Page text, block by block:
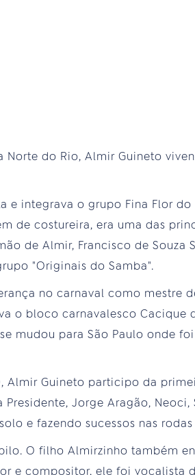
Norte do Rio, Almir Guineto
e integrava o grupo Fina Flor do
de costureira, era uma das
de Almir, Francisco de Souza
"Originais do Samba".
no carnaval como mestre
o bloco carnavalesco Cacique
mudou para São Paulo onde
Almir Guineto participo da
Jorge Aragão, Neoci,
e fazendo sucessos nas
O filho Almirzinho também
e compositor, ele foi vocalista